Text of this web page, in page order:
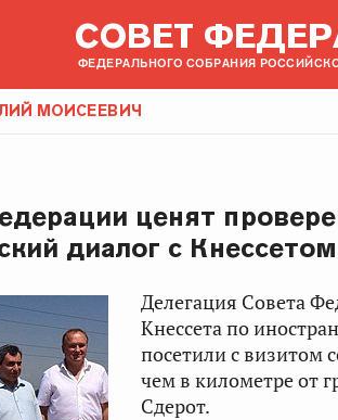
СОВЕТ
ФЕДЕРАЛЬНОГО СОБРАНИЯ
МОИСЕЕВИЧ
ценят
диалог с
Делегация Совета
Кнессета по
посетили с визитом
чем в километре от
Сдерот.